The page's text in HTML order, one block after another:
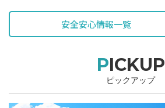
安全安心情報一覧
PICKUP
ピックアップ